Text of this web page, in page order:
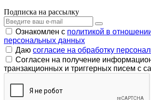
Подписка на рассылку
Ознакомлен с политикой в
персональных данных
Даю согласие на обработку
Согласен на получение
транзакционных и триггерных писем с